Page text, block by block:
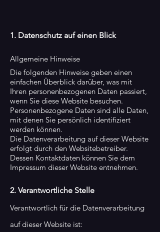
1. Datenschutz auf einen Blick
Allgemeine Hinweise
Die folgenden Hinweise geben einen
einfachen Überblick darüber, was mit
Ihren personenbezogenen Daten passiert,
wenn Sie diese Website besuchen.
Personenbezogene Daten sind alle Daten,
mit denen Sie persönlich identifiziert
werden können.
Die Datenverarbeitung auf dieser Website
erfolgt durch den Websitebetreiber.
Dessen Kontaktdaten können Sie dem
Impressum dieser Website entnehmen.
2. Verantwortliche Stelle
Verantwortlich für die Datenverarbeitung
auf dieser Website ist: